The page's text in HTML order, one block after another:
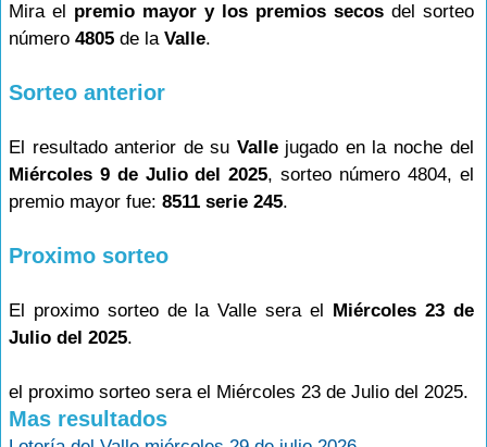
Mira el premio mayor y los premios secosdel sorteo
número 4805 de la Valle.
Sorteo anterior
El resultado anterior de su Vallejugado en la noche del
Miércoles 9 de Julio del 2025, sorteo número 4804, el
premio mayor fue: 8511 serie 245.
Proximo sorteo
El proximo sorteo de la Valle sera el Miércoles 23 de
Julio del 2025.
el proximo sorteo sera el Miércoles 23 de Julio del 2025.
Mas resultados